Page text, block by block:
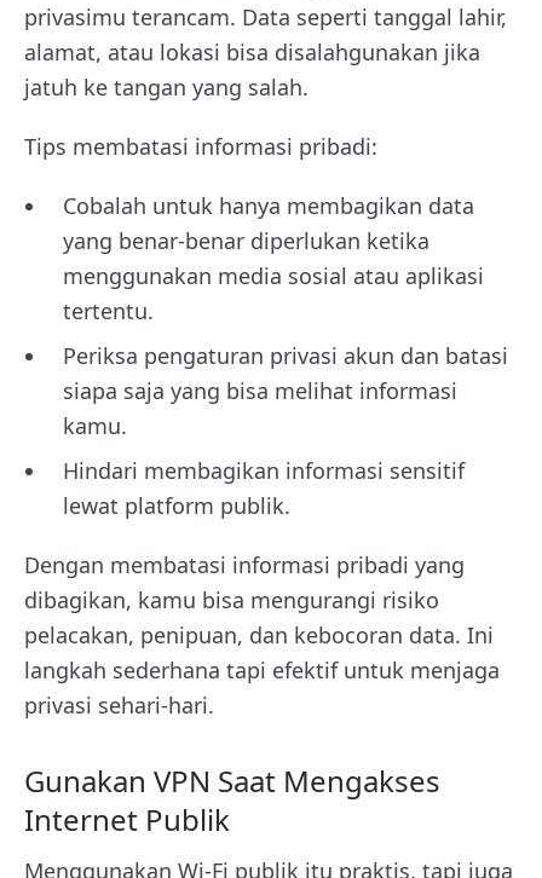
privasimu terancam. Data seperti tanggal lahir,
alamat, atau lokasi bisa disalahgunakan jika
jatuh ke tangan yang salah.
Tips membatasi informasi pribadi:
Cobalah untuk hanya membagikan data
yang benar-benar diperlukan ketika
menggunakan media sosial atau aplikasi
tertentu.
Periksa pengaturan privasi akun dan batasi
siapa saja yang bisa melihat informasi
kamu.
Hindari membagikan informasi sensitif
lewat platform publik.
Dengan membatasi informasi pribadi yang
dibagikan, kamu bisa mengurangi risiko
pelacakan, penipuan, dan kebocoran data. Ini
langkah sederhana tapi efektif untuk menjaga
privasi sehari-hari.
Gunakan VPN Saat Mengakses
Internet Publik
Menggunakan Wi-Fi publik itu praktis, tapi juga